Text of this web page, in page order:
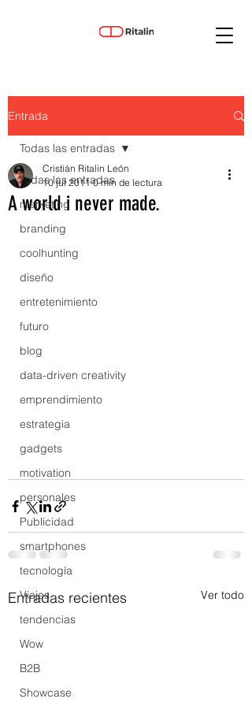
Entrada
Todas las entradas
marketing
branding
coolhunting
diseño
entretenimiento
futuro
blog
data-driven creativity
emprendimiento
estrategia
gadgets
motivation
personales
Publicidad
smartphones
tecnología
Viajes
tendencias
Wow
B2B
Showcase
Todas las entradas
A world i never made.
Cristián Ritalin León
10 jul 2011 0 min de lectura
Entradas recientes Ver todo